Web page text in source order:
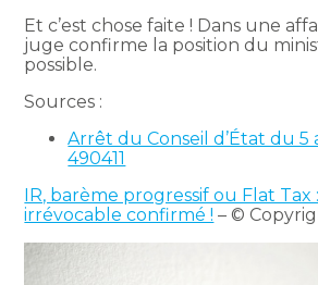
Et c’est chose faite ! Dans une
juge confirme la position du
possible.
Sources :
Arrêt du Conseil d’État du 5
490411
IR, barème progressif ou Flat Tax
irrévocable confirmé ! – ©